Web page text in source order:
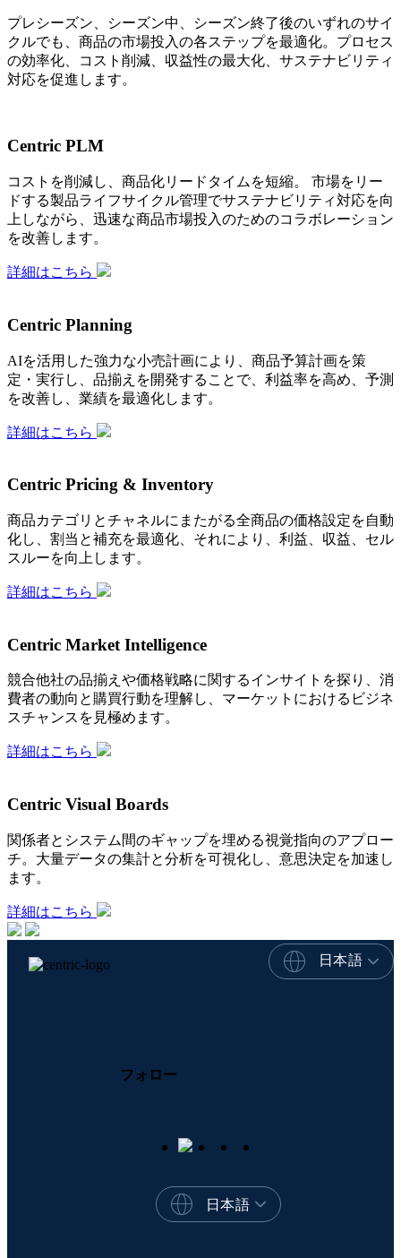
プレシーズン、シーズン中、シーズン終了後のいずれのサイ
クルでも、商品の市場投入の各ステップを最適化。プロセス
の効率化、コスト削減、収益性の最大化、サステナビリティ
対応を促進します。
Centric PLM
コストを削減し、商品化リードタイムを短縮。 市場をリー
ドする製品ライフサイクル管理でサステナビリティ対応を向
上しながら、迅速な商品市場投入のためのコラボレーション
を改善します。
詳細はこちら
Centric Planning
AIを活用した強力な小売計画により、商品予算計画を策
定・実行し、品揃えを開発することで、利益率を高め、予測
を改善し、業績を最適化します。
詳細はこちら
Centric Pricing & Inventory
商品カテゴリとチャネルにまたがる全商品の価格設定を自動
化し、割当と補充を最適化、それにより、利益、収益、セル
スルーを向上します。
詳細はこちら
Centric Market Intelligence
競合他社の品揃えや価格戦略に関するインサイトを探り、消
費者の動向と購買行動を理解し、マーケットにおけるビジネ
スチャンスを見極めます。
詳細はこちら
Centric Visual Boards
関係者とシステム間のギャップを埋める視覚指向のアプロー
チ。大量データの集計と分析を可視化し、意思決定を加速し
ます。
詳細はこちら
日本語
フォロー
日本語